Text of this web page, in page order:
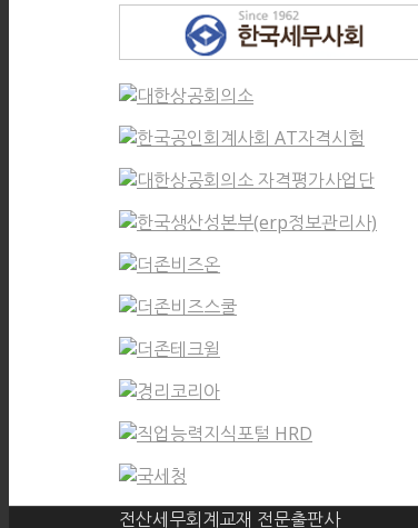
전산세무회계교재 전문출판사